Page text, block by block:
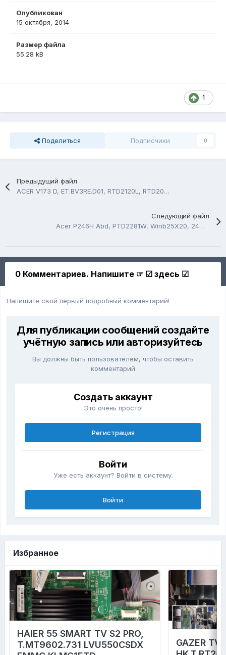
Опубликован
15 октября, 2014
Размер файла
55.28 kB
1
Поделиться Подписчики 0
Предыдущий файл
ACER V173 D, ET.BV3RE.D01, RTD2120L, RTD2025L
Следующий файл
Acer P246H Abd, PTD2281W, Winb25X20, 24C16RP.
0 Комментариев. Напишите ☞ ☑ здесь ☑
Напишите свой первый подробный комментарий!
Для публикации сообщений создайте
учётную запись или авторизуйтесь
Вы должны быть пользователем, чтобы оставить
комментарий
Создать аккаунт
Это очень просто!
Регистрация
Войти
Уже есть аккаунт? Войти в систему.
Войти
Избранное
HAIER 55 SMART TV S2 PRO,
T.MT9602.731 LVU550CSDX
GAZER